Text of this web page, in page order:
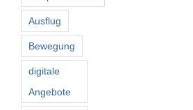
Ausflug
Bewegung
digitale
Angebote